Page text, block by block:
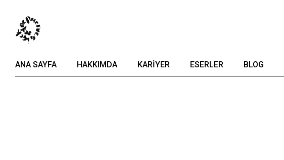
content
ANA SAYFA HAKKIMDA KARIYER ESERLER BLOG